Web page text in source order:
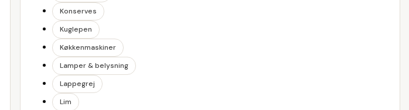
Konserves
Kuglepen
Køkkenmaskiner
Lamper & belysning
Lappegrej
Lim